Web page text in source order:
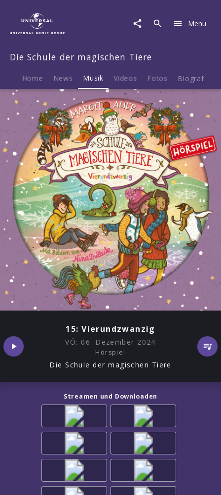
magischen
15:
Vierundzwanzig
Menu
Die Schule der magischen Tiere
Home News Musik Videos Fotos Biografie
15: Vierundzwanzig
VÖ: 06. Dezember 2024
Hörspiel
Die Schule der magischen Tiere
Streamen und Downloaden